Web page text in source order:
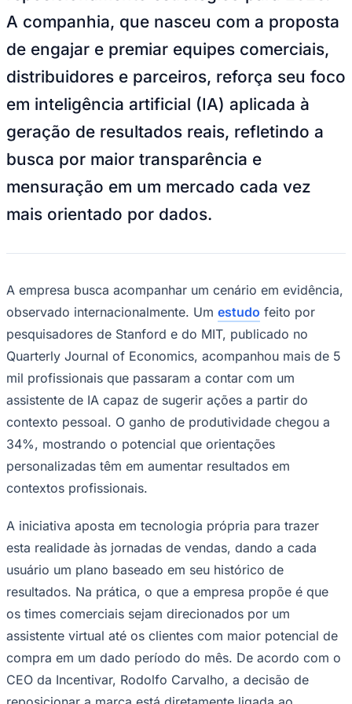
NFL
Fórmula 1
UFC
Tênis (ATP)
MLB
Atletismo
NBB
Competições de Futebol
Brasileirão Série A
Brasileirão Série B
Paulistão
Sul-Americana
Champions League
Premier League
La Liga
Bundesliga
Mundial 2026
A companhia, que nasceu com a proposta
de engajar e premiar equipes comerciais,
distribuidores e parceiros, reforça seu foco
em inteligência artificial (IA) aplicada à
geração de resultados reais, refletindo a
busca por maior transparência e
mensuração em um mercado cada vez
mais orientado por dados.
A empresa busca acompanhar um cenário em evidência,
observado internacionalmente. Um estudo feito por
pesquisadores de Stanford e do MIT, publicado no
Quarterly Journal of Economics, acompanhou mais de 5
mil profissionais que passaram a contar com um
assistente de IA capaz de sugerir ações a partir do
contexto pessoal. O ganho de produtividade chegou a
34%, mostrando o potencial que orientações
personalizadas têm em aumentar resultados em
contextos profissionais.
A iniciativa aposta em tecnologia própria para trazer
esta realidade às jornadas de vendas, dando a cada
usuário um plano baseado em seu histórico de
resultados. Na prática, o que a empresa propõe é que
os times comerciais sejam direcionados por um
assistente virtual até os clientes com maior potencial de
compra em um dado período do mês. De acordo com o
CEO da Incentivar, Rodolfo Carvalho, a decisão de